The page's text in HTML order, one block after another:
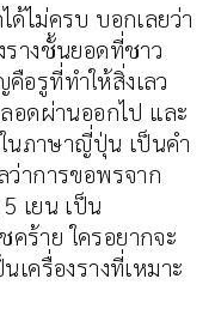
ด้ไม่ครบ บอกเลยว่า
รางชั้นยอดที่ชาว
อรูที่ทำให้สิ่งเลว
อดผ่านออกไป และ
นภาษาญี่ปุ่น เป็นคำ
ว่าการขอพรจาก
เยน เป็น
ร้าย ใครอยากจะ
เครื่องรางที่เหมาะ